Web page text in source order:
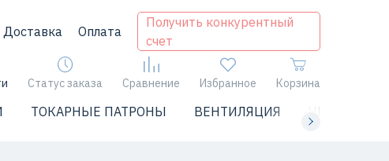
Доставка Оплата
Получить конкурентный
счет
Статус заказа Сравнение Избранное Корзина
ТОКАРНЫЕ ПАТРОНЫ ВЕНТИЛЯЦИЯ ЧИЛЛЕРЫ